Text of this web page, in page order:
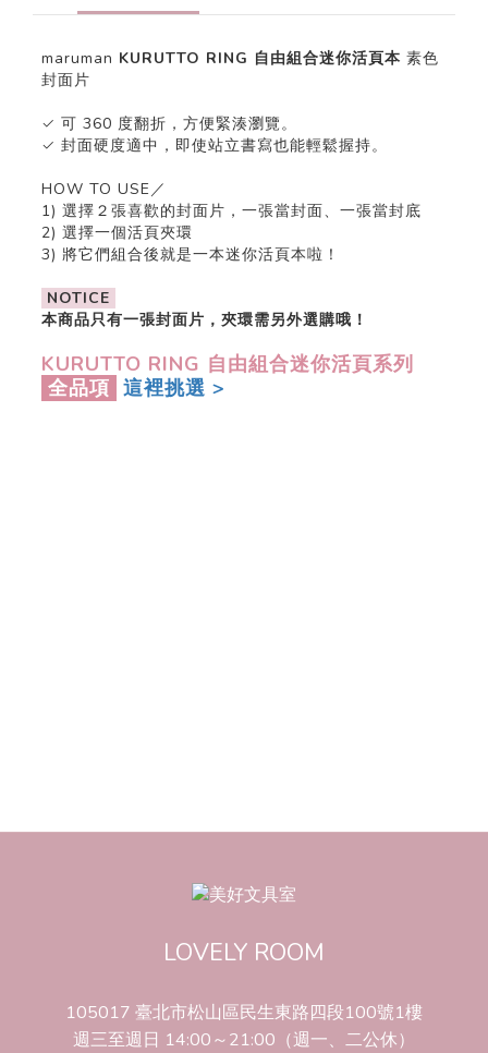
maruman KURUTTO RING 自由組合迷你活頁本 素色
封面片
✓ 可 360 度翻折，方便緊湊瀏覽。
✓ 封面硬度適中，即使站立書寫也能輕鬆握持。
HOW TO USE／
1) 選擇２張喜歡的封面片，一張當封面、一張當封底
2) 選擇一個活頁夾環
3) 將它們組合後就是一本迷你活頁本啦！
NOTICE
本商品只有一張封面片，夾環需另外選購哦！
KURUTTO RING 自由組合迷你活頁系列
全品項 這裡挑選 >
LOVELY ROOM
105017 臺北市松山區民生東路四段100號1樓
週三至週日 14:00～21:00（週一、二公休）